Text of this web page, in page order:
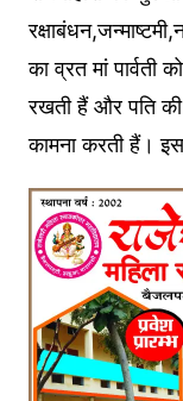
का व्रत मां पार्वती
रखती हैं और पति
कामना करती हैं। इस